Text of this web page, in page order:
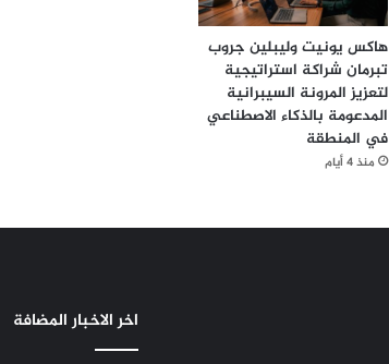
هاكس يونيت وليبلين جروب
تبرمان شراكة استراتيجية
لتعزيز المرونة السيبرانية
المدعومة بالذكاء الاصطناعي
في المنطقة
منذ 4 أيام
اخر الاخبار المضافة